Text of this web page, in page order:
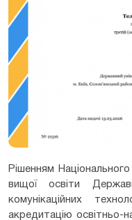
Рішенням
вищої освіти
комунікаційних
акредитацію освітньо-